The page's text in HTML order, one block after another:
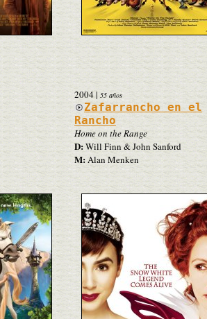
2004| 55 años
Zafarrancho en el
Rancho
Home on the Range
D:Will Finn & John Sanford
M:Alan Menken